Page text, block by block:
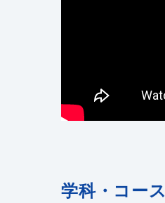
学科・コース